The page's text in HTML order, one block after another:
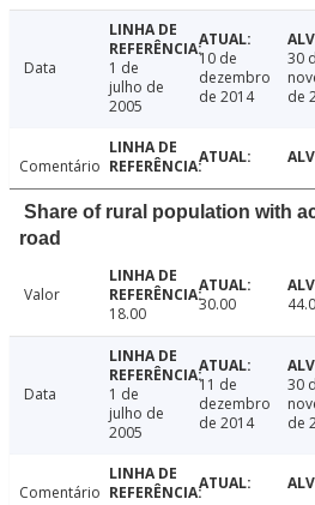
Data
1 de
julho de
2005
10 de
dezembro
de 2014
30
de
Comentário
Share of rural population with
road
Valor
18.00
30.00
Data
1 de
julho de
2005
11 de
dezembro
de 2014
30
de
Comentário